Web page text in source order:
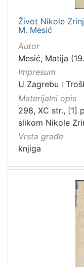
Život Nikole
M. Mesić
Autor
Mesić, Matija
Impresum
U Zagrebu :
Materijalni opis
298, XC str., [1]
slikom Nikole
Vrsta građe
knjiga